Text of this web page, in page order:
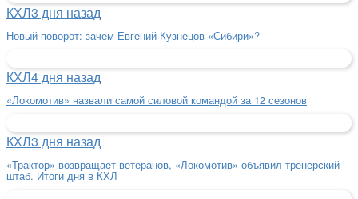
КХЛ3 дня назад
Новый поворот: зачем Евгений Кузнецов «Сибири»?
КХЛ4 дня назад
«Локомотив» назвали самой силовой командой за 12 сезонов
КХЛ3 дня назад
«Трактор» возвращает ветеранов, «Локомотив» объявил тренерский
штаб. Итоги дня в КХЛ